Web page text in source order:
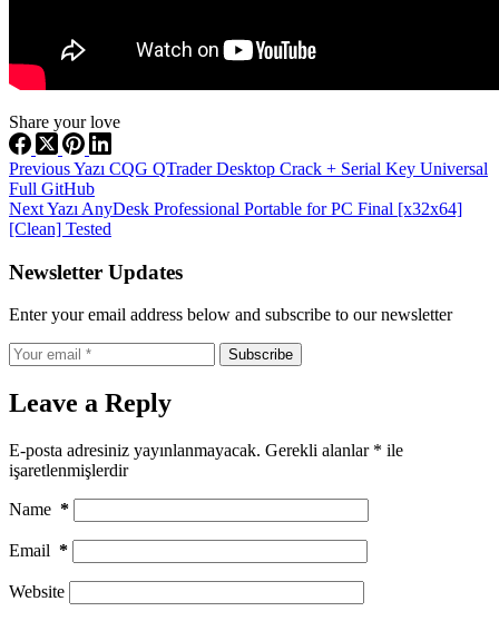
Share your love
PreviousYazı CQG QTrader Desktop Crack + Serial Key Universal
Full GitHub
NextYazı AnyDesk Professional Portable for PC Final [x32x64]
[Clean] Tested
Newsletter Updates
Enter your email address below and subscribe to our newsletter
Subscribe
Leave a Reply
E-posta adresiniz yayınlanmayacak. Gerekli alanlar * ile
işaretlenmişlerdir
Name *
Email *
Website